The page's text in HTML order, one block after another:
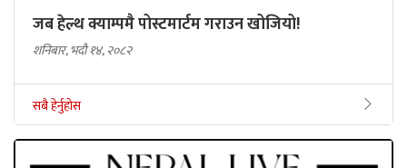
जब हेल्थ क्याम्पमै पोस्टमार्टम गराउन खोजियो!
शनिबार, भदौ १४, २०८२
सबै हेर्नुहोस